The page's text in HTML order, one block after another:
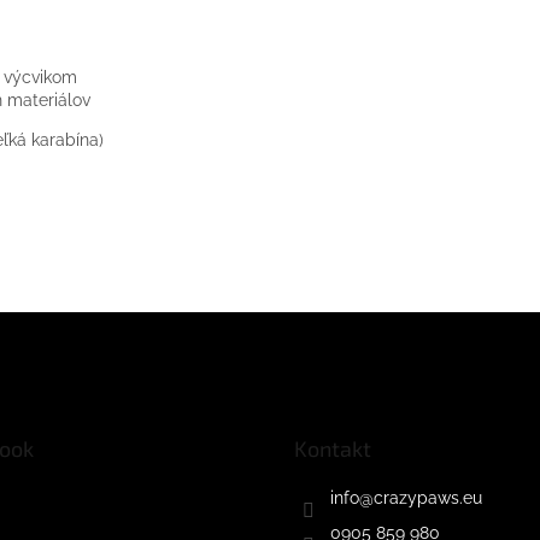
materiálov
karabína)
Kontakt
info@crazypaws.eu
0905 859 980